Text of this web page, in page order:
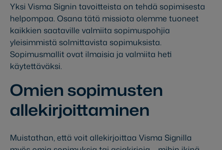
Yksi Visma Signin tavoitteista on tehdä sopimisesta
helpompaa. Osana tätä missiota olemme tuoneet
kaikkien saataville valmiita sopimuspohjia
yleisimmistä solmittavista sopimuksista.
Sopimusmallit ovat ilmaisia ja valmiita heti
käytettäväksi.
Omien sopimusten
allekirjoittaminen
Muistathan, että voit allekirjoittaa Visma Signilla